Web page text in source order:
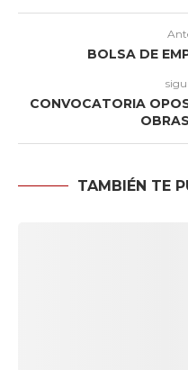
BOLSA DE
CONVOCATORIA
TAMBIÉN TE